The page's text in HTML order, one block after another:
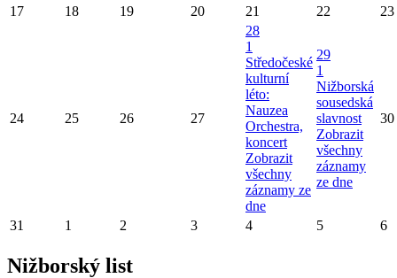
17
18 19 20 21 22 23
24 25 26 27
28
1
Středočeské
kulturní
léto:
Nauzea
Orchestra,
koncert
Zobrazit
všechny
záznamy ze
dne
29
1
Nižborská
sousedská
slavnost
Zobrazit
všechny
záznamy
ze dne
30
31 1 2 3 4 5 6
Nižborský list